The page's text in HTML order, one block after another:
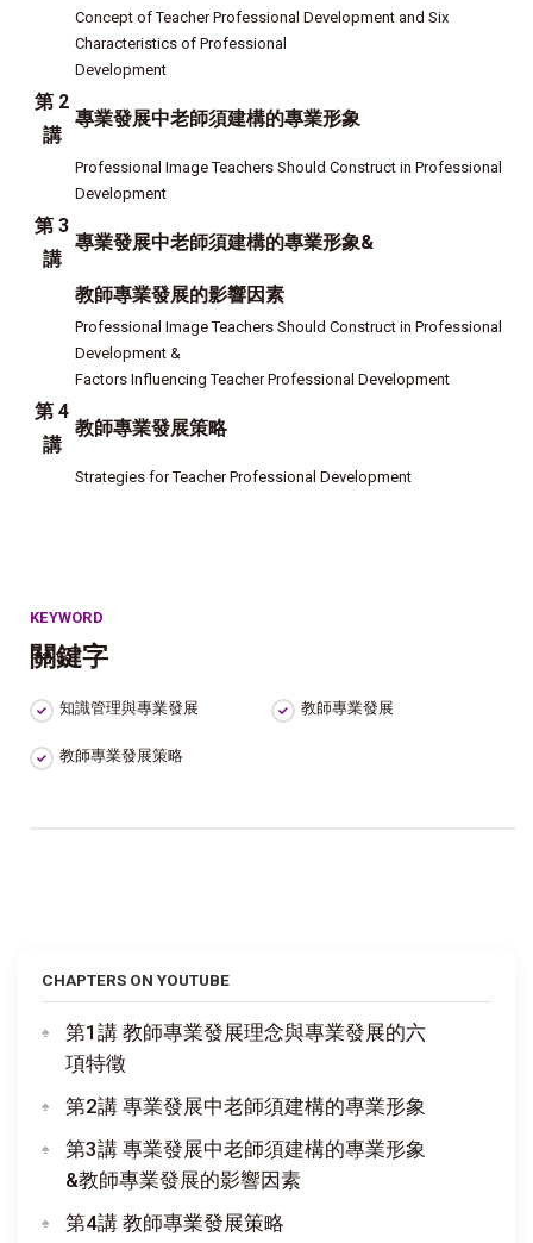
Concept of Teacher Professional Development and Six
Characteristics of Professional
Development
第 2
講
專業發展中老師須建構的專業形象
Professional Image Teachers Should Construct in Professional
Development
第 3
講
專業發展中老師須建構的專業形象&
教師專業發展的影響因素
Professional Image Teachers Should Construct in Professional
Development &
Factors Influencing Teacher Professional Development
第 4
講
教師專業發展策略
Strategies for Teacher Professional Development
KEYWORD
關鍵字
知識管理與專業發展 教師專業發展
教師專業發展策略
CHAPTERS ON YOUTUBE
第1講 教師專業發展理念與專業發展的六
項特徵
第2講 專業發展中老師須建構的專業形象
第3講 專業發展中老師須建構的專業形象
&教師專業發展的影響因素
第4講 教師專業發展策略